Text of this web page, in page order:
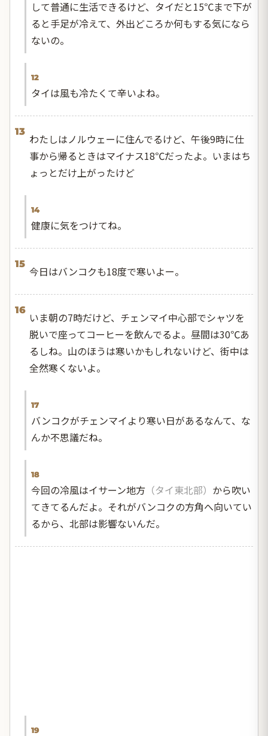
して普通に生活できるけど、タイだと15℃まで下が
ると手足が冷えて、外出どころか何もする気になら
ないの。
12
タイは風も冷たくて辛いよね。
13
わたしはノルウェーに住んでるけど、午後9時に仕
事から帰るときはマイナス18℃だったよ。いまはち
ょっとだけ上がったけど
14
健康に気をつけてね。
15
今日はバンコクも18度で寒いよー。
16
いま朝の7時だけど、チェンマイ中心部でシャツを
脱いで座ってコーヒーを飲んでるよ。昼間は30℃あ
るしね。山のほうは寒いかもしれないけど、街中は
全然寒くないよ。
17
バンコクがチェンマイより寒い日があるなんて、な
んか不思議だね。
18
今回の冷風はイサーン地方 （タイ東北部） から吹い
てきてるんだよ。それがバンコクの方角へ向いてい
るから、北部は影響ないんだ。
19